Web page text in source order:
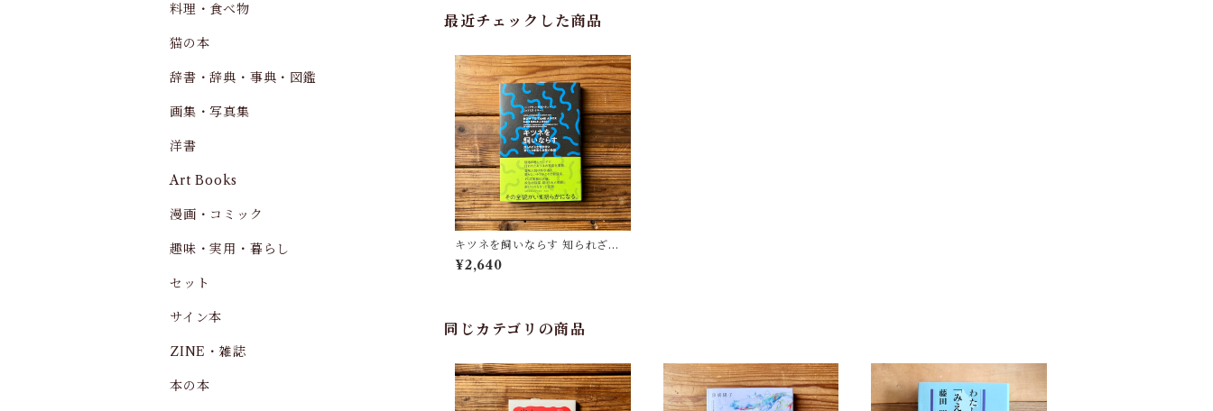
最近チェックした商品
キツネを飼いならす 知られざる
生物学者と驚くべき家畜化実験の
物語 | リー・アラン・ダガトキン,
¥2,640
同じカテゴリの商品
料理・食べ物
猫の本
辞書・辞典・事典・図鑑
画集・写真集
洋書
Art Books
漫画・コミック
趣味・実用・暮らし
セット
サイン本
ZINE・雑誌
本の本